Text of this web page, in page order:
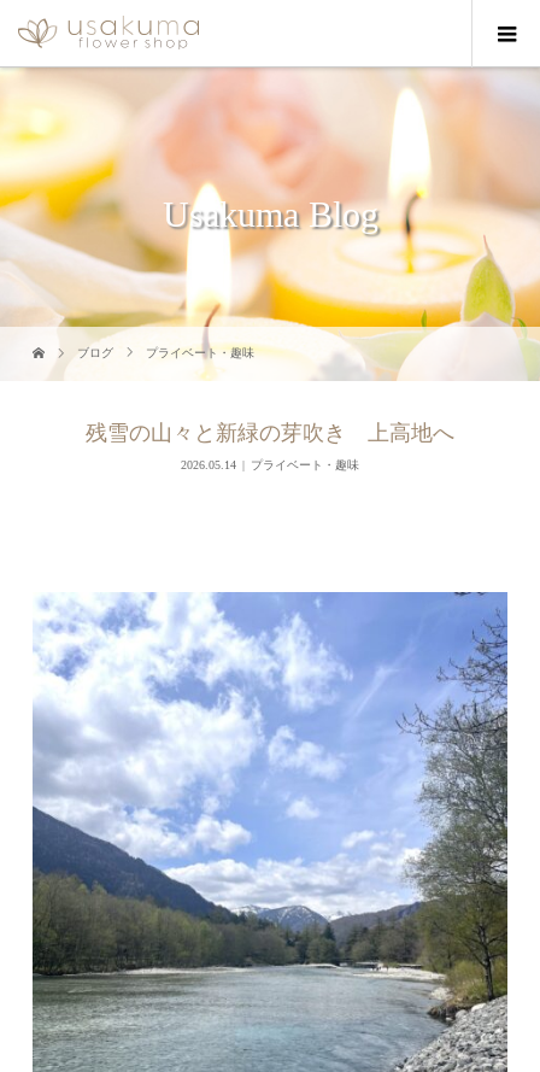
Usakuma Blog
ブログ プライベート・趣味
残雪の山々と新緑の芽吹き 上高地へ
2026.05.14 プライベート・趣味